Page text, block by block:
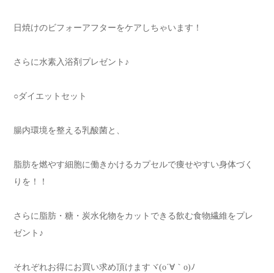
日焼けのビフォーアフターをケアしちゃいます！
さらに水素入浴剤プレゼント♪
○ダイエットセット
腸内環境を整える乳酸菌と、
脂肪を燃やす細胞に働きかけるカプセルで痩せやすい身体づく
りを！！
さらに脂肪・糖・炭水化物をカットできる飲む食物繊維をプレ
ゼント♪
それぞれお得にお買い求め頂けますヾ(o´∀｀o)ﾉ